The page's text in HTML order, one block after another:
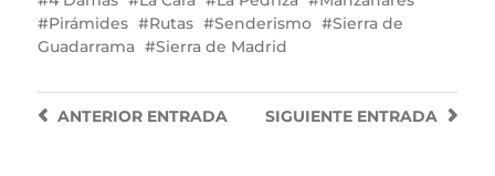
Pirámides
Rutas Senderismo
Sierra de
Guadarrama
Sierra de Madrid
SIGUIENTE ENTRADA
ANTERIORENTRADA